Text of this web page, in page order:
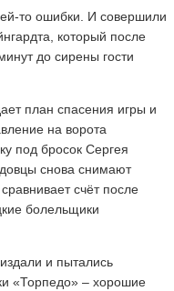
то ошибки. И совершили
который после
до сирены гости
план спасения игры и
на ворота
под бросок Сергея
снова снимают
счёт после
болельщики
и пытались
«Торпедо» – хорошие